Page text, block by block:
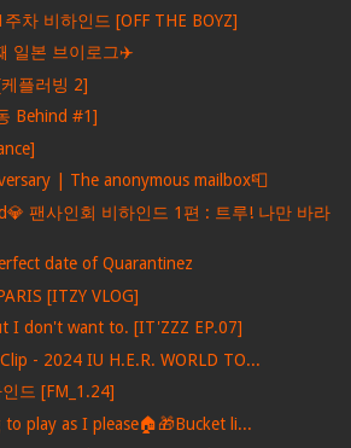
주차 비하인드 [OFF THE BOYZ]
일본 브이로그✈️
플러빙 2]
Behind #1]
| The anonymous mailbox📮
팬사인회 비하인드 1편 : 트루! 나만 바라
date of Quarantinez
[ITZY VLOG]
I don't want to. [IT'ZZZ EP.07]
- 2024 IU H.E.R. WORLD TO...
드 [FM_1.24]
play as I please🏠🎁Bucket li...